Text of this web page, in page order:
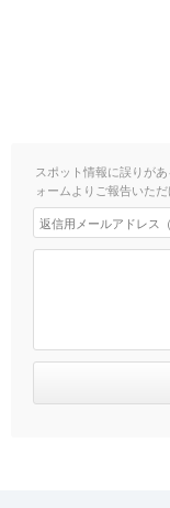
スポット情報に誤りが
ォームよりご報告いただ